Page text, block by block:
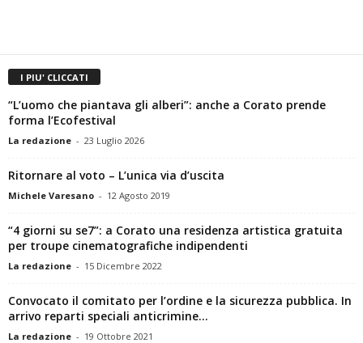
I PIU' CLICCATI
“L’uomo che piantava gli alberi”: anche a Corato prende
forma l’Ecofestival
La redazione - 23 Luglio 2026
Ritornare al voto – L’unica via d’uscita
Michele Varesano - 12 Agosto 2019
“4 giorni su se7”: a Corato una residenza artistica gratuita
per troupe cinematografiche indipendenti
La redazione - 15 Dicembre 2022
Convocato il comitato per l’ordine e la sicurezza pubblica. In
arrivo reparti speciali anticrimine...
La redazione - 19 Ottobre 2021